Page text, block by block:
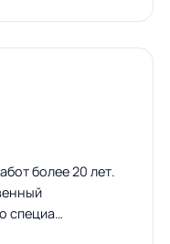
более 20 лет.
специа…